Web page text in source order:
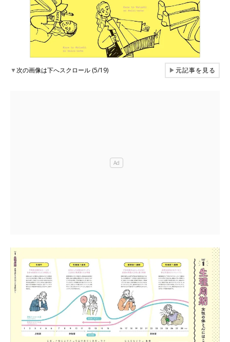
▼次の画像は下へスクロール (5/19) ▶元記事を見る